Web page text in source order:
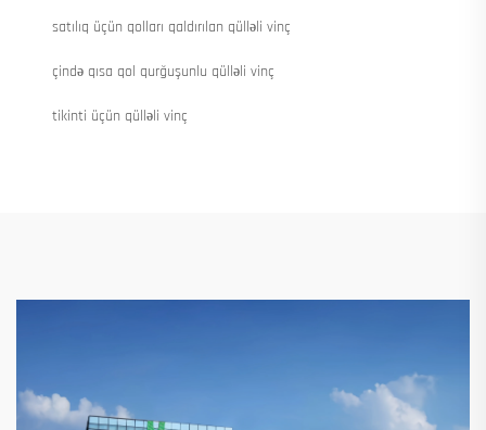
satılıq üçün qolları qaldırılan qülləli vinç
çində qısa qol qurğuşunlu qülləli vinç
tikinti üçün qülləli vinç